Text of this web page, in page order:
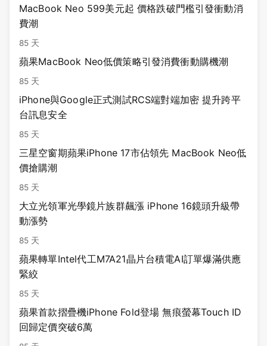
MacBook Neo 599美元起 價格跌破門檻引發衝動消
費潮
85 天
蘋果MacBook Neo低價策略引發消費衝動購機潮
85 天
iPhone與Google正式測試RCS端對端加密 提升跨平
台訊息安全
85 天
三星空窗期蘋果iPhone 17市佔領先 MacBook Neo低
價搶購潮
85 天
大立光領軍光學鏡片族群飆漲 iPhone 16鏡頭升級帶
動漲勢
85 天
蘋果轉單Intel代工M7A21晶片台積電AI訂單爆滿供應
緊絞
85 天
蘋果首款摺疊機iPhone Fold登場 無痕螢幕Touch ID
回歸定價突破6萬